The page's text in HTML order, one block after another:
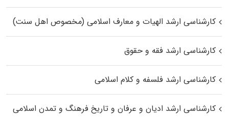
کارشناسی ارشد الهیات و معارف اسلامی (مخصوص اهل سنت)
کارشناسی ارشد فقه و حقوق
کارشناسی ارشد فلسفه و کلام اسلامی
کارشناسی ارشد ادیان و عرفان و تاریخ فرهنگ و تمدن اسلامی